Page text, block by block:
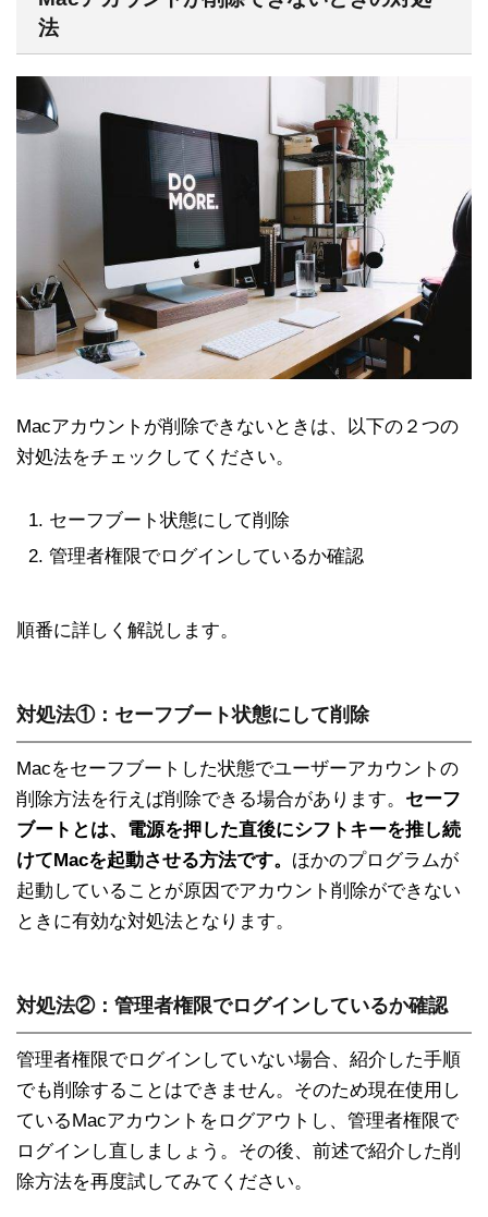
法
Macアカウントが削除できないときは、以下の２つの
対処法をチェックしてください。
セーフブート状態にして削除
管理者権限でログインしているか確認
順番に詳しく解説します。
対処法①：セーフブート状態にして削除
Macをセーフブートした状態でユーザーアカウントの
削除方法を行えば削除できる場合があります。 セーフ
ブートとは、電源を押した直後にシフトキーを推し続
けてMacを起動させる方法です。 ほかのプログラムが
起動していることが原因でアカウント削除ができない
ときに有効な対処法となります。
対処法②：管理者権限でログインしているか確認
管理者権限でログインしていない場合、紹介した手順
でも削除することはできません。そのため現在使用し
ているMacアカウントをログアウトし、管理者権限で
ログインし直しましょう。その後、前述で紹介した削
除方法を再度試してみてください。